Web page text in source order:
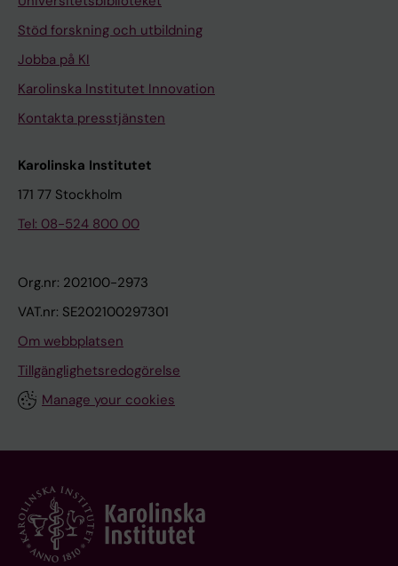
Stöd forskning och utbildning
Jobba på KI
Karolinska Institutet Innovation
Kontakta presstjänsten
Karolinska Institutet
171 77 Stockholm
Tel: 08-524 800 00
Org.nr: 202100-2973
VAT.nr: SE202100297301
Om webbplatsen
Tillgänglighetsredogörelse
Manage your cookies